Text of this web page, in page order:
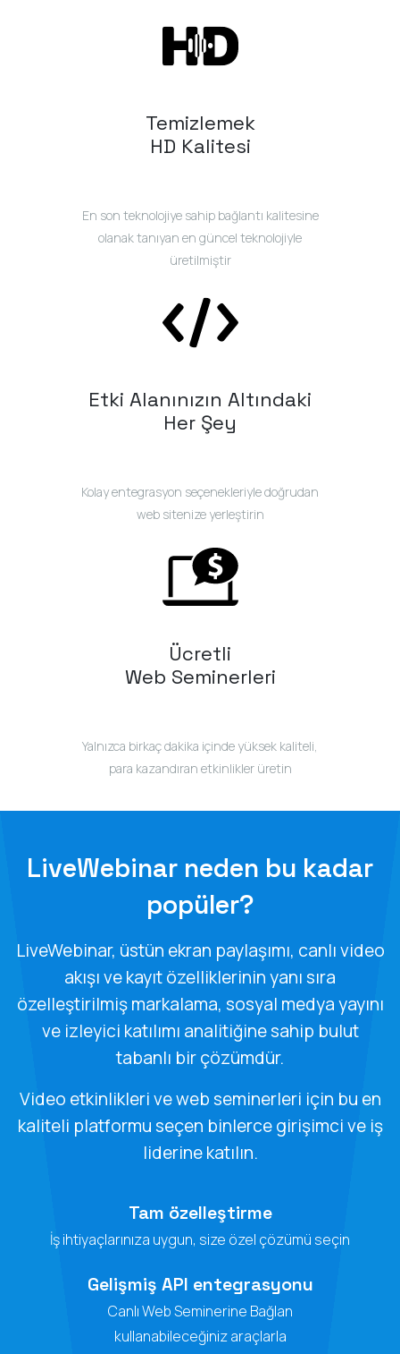
Temizlemek
HD Kalitesi
En son teknolojiye sahip bağlantı kalitesine
olanak tanıyan en güncel teknolojiyle
üretilmiştir
Etki Alanınızın Altındaki
Her Şey
Kolay entegrasyon seçenekleriyle doğrudan
web sitenize yerleştirin
Ücretli
Web Seminerleri
Yalnızca birkaç dakika içinde yüksek kaliteli,
para kazandıran etkinlikler üretin
LiveWebinar neden bu kadar
popüler?
LiveWebinar, üstün ekran paylaşımı, canlı video
akışı ve kayıt özelliklerinin yanı sıra
özelleştirilmiş markalama, sosyal medya yayını
ve izleyici katılımı analitiğine sahip bulut
tabanlı bir çözümdür.
Video etkinlikleri ve web seminerleri için bu en
kaliteli platformu seçen binlerce girişimci ve iş
liderine katılın.
Tam özelleştirme
İş ihtiyaçlarınıza uygun, size özel çözümü seçin
Gelişmiş API entegrasyonu
Canlı Web Seminerine Bağlan
kullanabileceğiniz araçlarla